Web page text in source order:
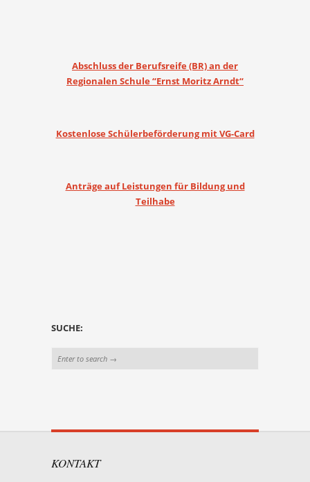
Abschluss der Berufsreife (BR) an der
Regionalen Schule “Ernst Moritz Arndt“
Kostenlose Schülerbeförderung mit VG-Card
Anträge auf Leistungen für Bildung und
Teilhabe
SUCHE:
KONTAKT